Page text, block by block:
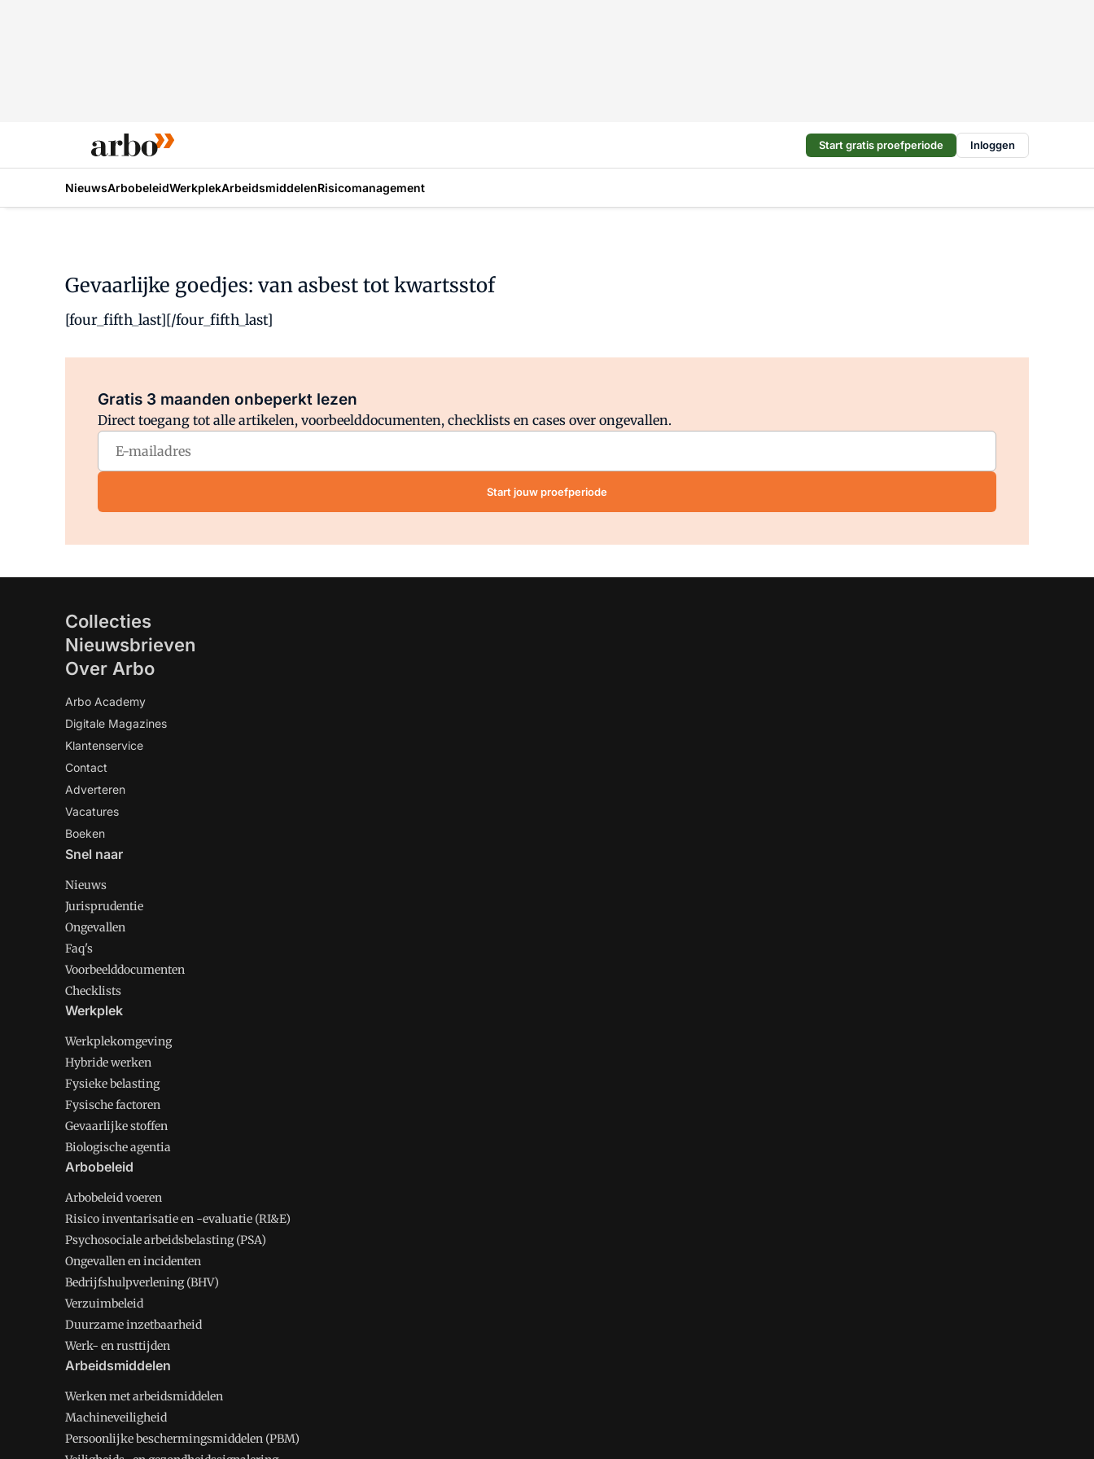
Start gratis proefperiode Inloggen
NieuwsArbobeleidWerkplekArbeidsmiddelenRisicomanagement
Gevaarlijke goedjes: van asbest tot kwartsstof
[four_fifth_last][/four_fifth_last]
Gratis 3 maanden onbeperkt lezen
Direct toegang tot alle artikelen, voorbeelddocumenten, checklists en cases over ongevallen.
Start jouw proefperiode
Collecties
Nieuwsbrieven
Over Arbo
Arbo Academy
Digitale Magazines
Klantenservice
Contact
Adverteren
Vacatures
Boeken
Snel naar
Nieuws
Jurisprudentie
Ongevallen
Faq's
Voorbeelddocumenten
Checklists
Werkplek
Werkplekomgeving
Hybride werken
Fysieke belasting
Fysische factoren
Gevaarlijke stoffen
Biologische agentia
Arbobeleid
Arbobeleid voeren
Risico inventarisatie en -evaluatie (RI&E)
Psychosociale arbeidsbelasting (PSA)
Ongevallen en incidenten
Bedrijfshulpverlening (BHV)
Verzuimbeleid
Duurzame inzetbaarheid
Werk- en rusttijden
Arbeidsmiddelen
Werken met arbeidsmiddelen
Machineveiligheid
Persoonlijke beschermingsmiddelen (PBM)